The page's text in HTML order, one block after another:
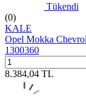
Tükendi
(0)
KALE
Opel Mokka
1300360
8.384,04 TL